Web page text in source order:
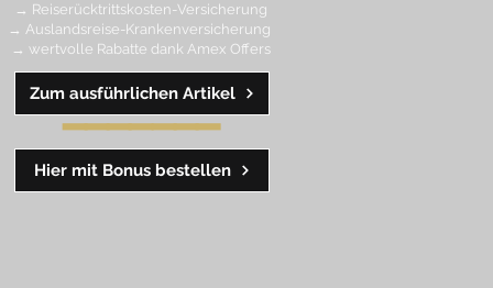
Hier mit Bonus bestellen
Zum ausführlichen Artikel
→ Reiserücktrittskosten-Versicherung
→ Auslandsreise-Krankenversicherung
→ wertvolle Rabatte dank Amex Offers
━━━━━━━